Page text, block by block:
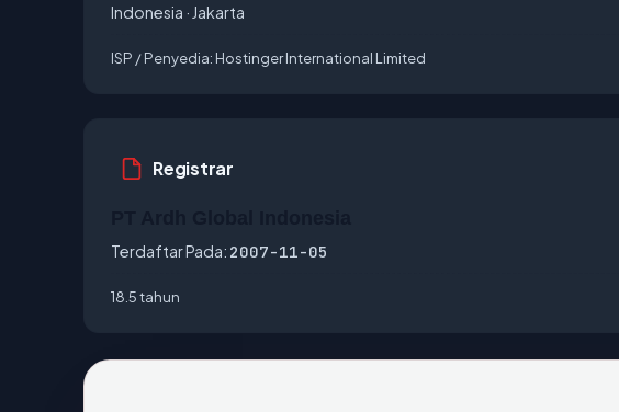
Indonesia · Jakarta
ISP / Penyedia: Hostinger International Limited
Registrar
Terdaftar Pada: 2007-11-05
18.5 tahun